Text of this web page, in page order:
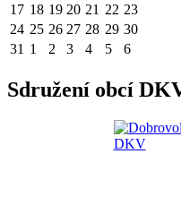
17 18 19 20 21 22 23
24 25 26 27 28 29 30
31 1 2 3 4 5 6
Sdružení obcí